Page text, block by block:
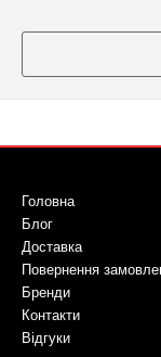
М'якість та
Сукні з
жіночності та
ваше тіло,
комфорту.
Створіть
Плаття з
повсякденного
Головна
Блог
Доставка
Повернення
Бренди
Контакти
Відгуки